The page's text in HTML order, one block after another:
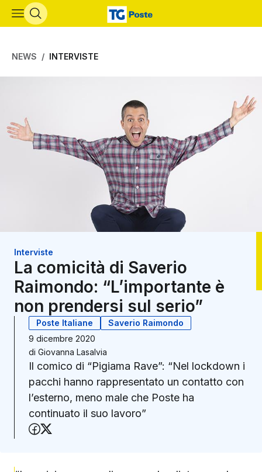
Vai al contenuto principale
NEWS INTERVISTE
Interviste
La comicità di Saverio
Raimondo: “L’importante è
non prendersi sul serio”
Poste Italiane
Saverio Raimondo
9 dicembre 2020
di Giovanna Lasalvia
Il comico di “Pigiama Rave”: “Nel lockdown i
pacchi hanno rappresentato un contatto con
l’esterno, meno male che Poste ha
continuato il suo lavoro”
Condividi su Facebook